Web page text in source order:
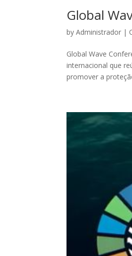
Global
byAdministrador |
Global Wave
internacional que
promover a